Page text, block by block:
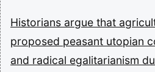
Historians argue that
proposed peasant utopian
and radical egalitarianism